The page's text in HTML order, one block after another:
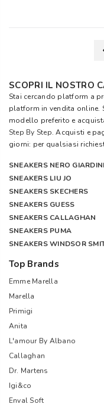
SCOPRI IL NOSTRO
Stai cercando platform a
platform in vendita
modello preferito e
Step By Step. Acquisti e
giorni: per qualsiasi
SNEAKERS NERO GIARDINI
SNEAKERS LIU JO
SNEAKERS SKECHERS
SNEAKERS GUESS
SNEAKERS CALLAGHAN
SNEAKERS PUMA
SNEAKERS WINDSOR
Top Brands
Emme Marella
Marella
Primigi
Anita
L'amour By Albano
Callaghan
Dr. Martens
Igi&co
Enval Soft